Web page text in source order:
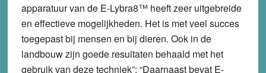
apparatuur van de E-Lybra8™ heeft zeer uitgebreide
en effectieve mogelijkheden. Het is met veel succes
toegepast bij mensen en bij dieren. Ook in de
landbouw zijn goede resultaten behaald met het
gebruik van deze techniek”; “Daarnaast bevat E-